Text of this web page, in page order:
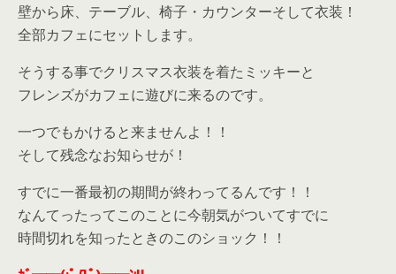
壁から床、テーブル、椅子・カウンターそして衣装！
全部カフェにセットします。
そうする事でクリスマス衣装を着たミッキーと
フレンズがカフェに遊びに来るのです。
一つでもかけると来ませんよ！！
そして残念なお知らせが！
すでに一番最初の期間が終わってるんです！！
なんてったってこのことに今朝気がついてすでに
時間切れを知ったときのこのショック！！